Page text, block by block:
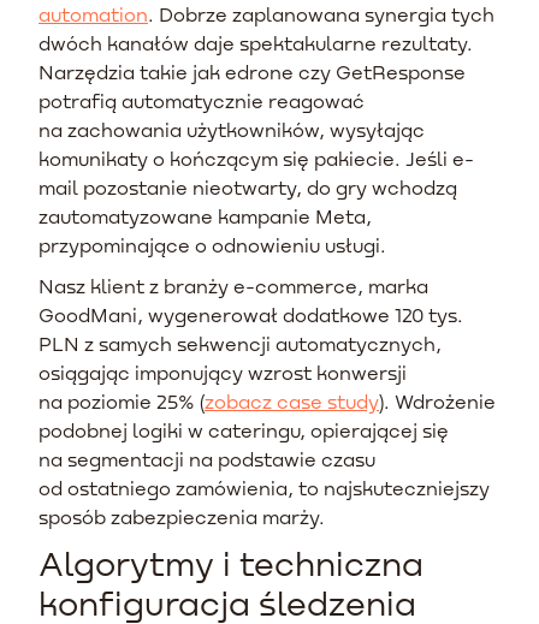
automation . Dobrze zaplanowana synergia tych
dwóch kanałów daje spektakularne rezultaty.
Narzędzia takie jak edrone czy GetResponse
potrafią automatycznie reagować
na zachowania użytkowników, wysyłając
komunikaty o kończącym się pakiecie. Jeśli e-
mail pozostanie nieotwarty, do gry wchodzą
zautomatyzowane kampanie Meta,
przypominające o odnowieniu usługi.
Nasz klient z branży e-commerce, marka
GoodMani, wygenerował dodatkowe 120 tys.
PLN z samych sekwencji automatycznych,
osiągając imponujący wzrost konwersji
na poziomie 25% (zobacz case study). Wdrożenie
podobnej logiki w cateringu, opierającej się
na segmentacji na podstawie czasu
od ostatniego zamówienia, to najskuteczniejszy
sposób zabezpieczenia marży.
Algorytmy i techniczna
konfiguracja śledzenia